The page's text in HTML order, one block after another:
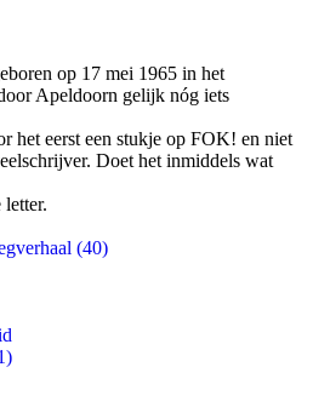
op 17 mei 1965 in het
Apeldoorn gelijk nóg iets
het eerst een stukje op FOK! en niet
Doet het inmiddels wat
(40)